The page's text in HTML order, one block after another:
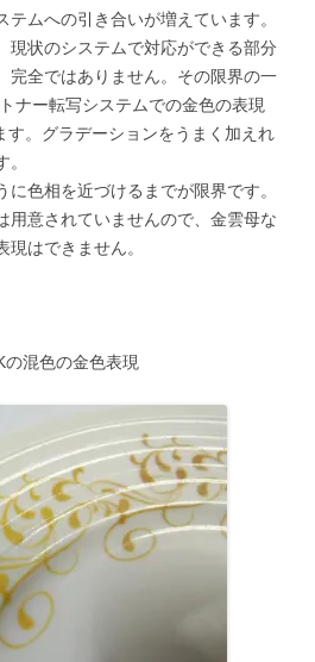
テムへの引き合いが増えています。
現状のシステムで対応ができる部分
完全ではありません。その限界の一
ナー転写システムでの金色の表現
す。グラデーションをうまく加えれ
に色相を近づけるまでが限界です。
用意されていませんので、金雲母な
現はできません。
の混色の金色表現